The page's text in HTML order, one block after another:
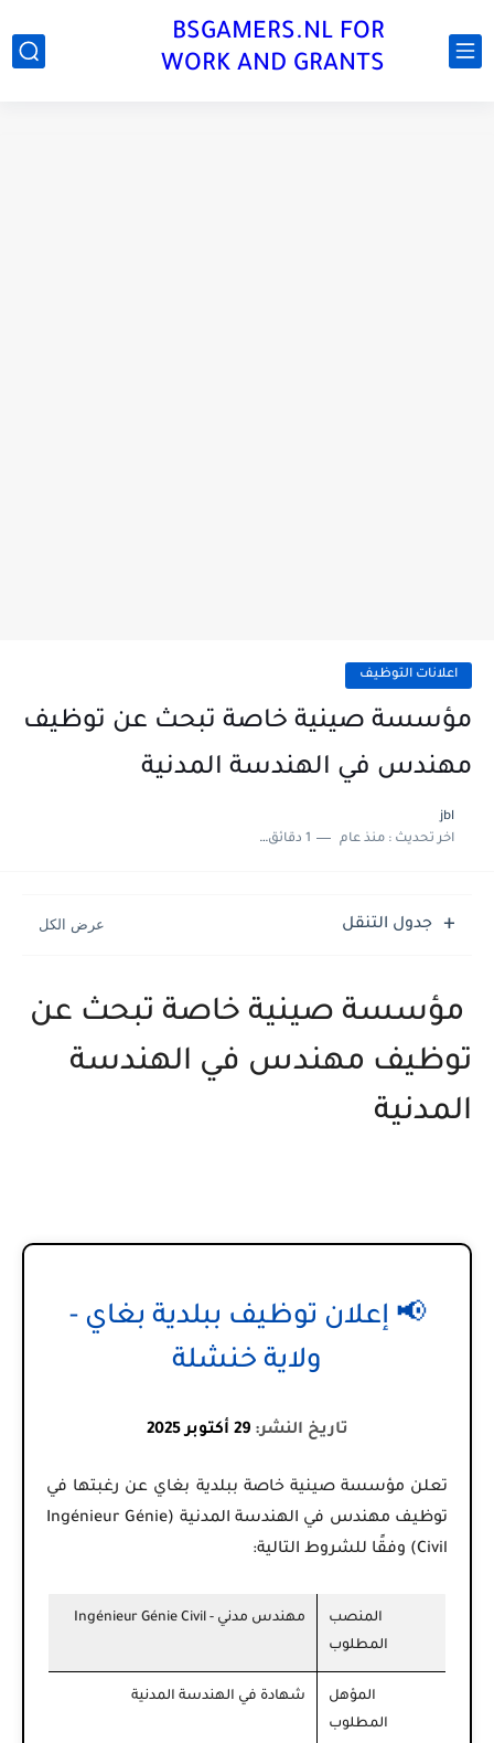
BSGAMERS.NL FOR
WORK AND GRANTS
اعلانات التوظيف
مؤسسة صينية خاصة تبحث عن توظيف
مهندس في الهندسة المدنية
jbl
اخر تحديث :منذ عام 1 دقائق للقراءة
جدول التنقل
مؤسسة صينية خاصة تبحث عن
توظيف مهندس في الهندسة
المدنية
📢 إعلان توظيف ببلدية بغاي -
ولاية خنشلة
تاريخ النشر:29 أكتوبر 2025
تعلن مؤسسة صينية خاصة ببلدية بغاي عن رغبتها في
توظيف
مهندس في الهندسة المدنية (Ingénieur Génie
Civil)
وفقًا للشروط التالية:
المنصب
المطلوب
مهندس مدني - Ingénieur Génie Civil
المؤهل
المطلوب
شهادة في الهندسة المدنية